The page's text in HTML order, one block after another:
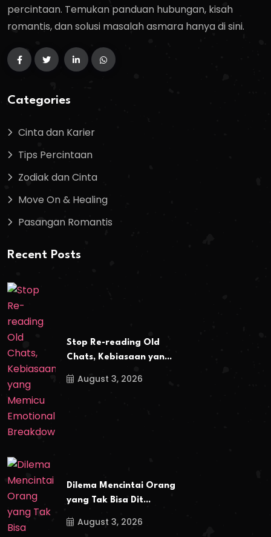
percintaan. Temukan panduan hubungan, kisah
romantis, dan solusi masalah asmara hanya di sini.
Categories
Cinta dan Karier
Tips Percintaan
Zodiak dan Cinta
Move On & Healing
Pasangan Romantis
Recent Posts
Stop Re-reading Old
Chats, Kebiasaan yan...
August 3, 2026
Dilema Mencintai Orang
yang Tak Bisa Dit...
August 3, 2026